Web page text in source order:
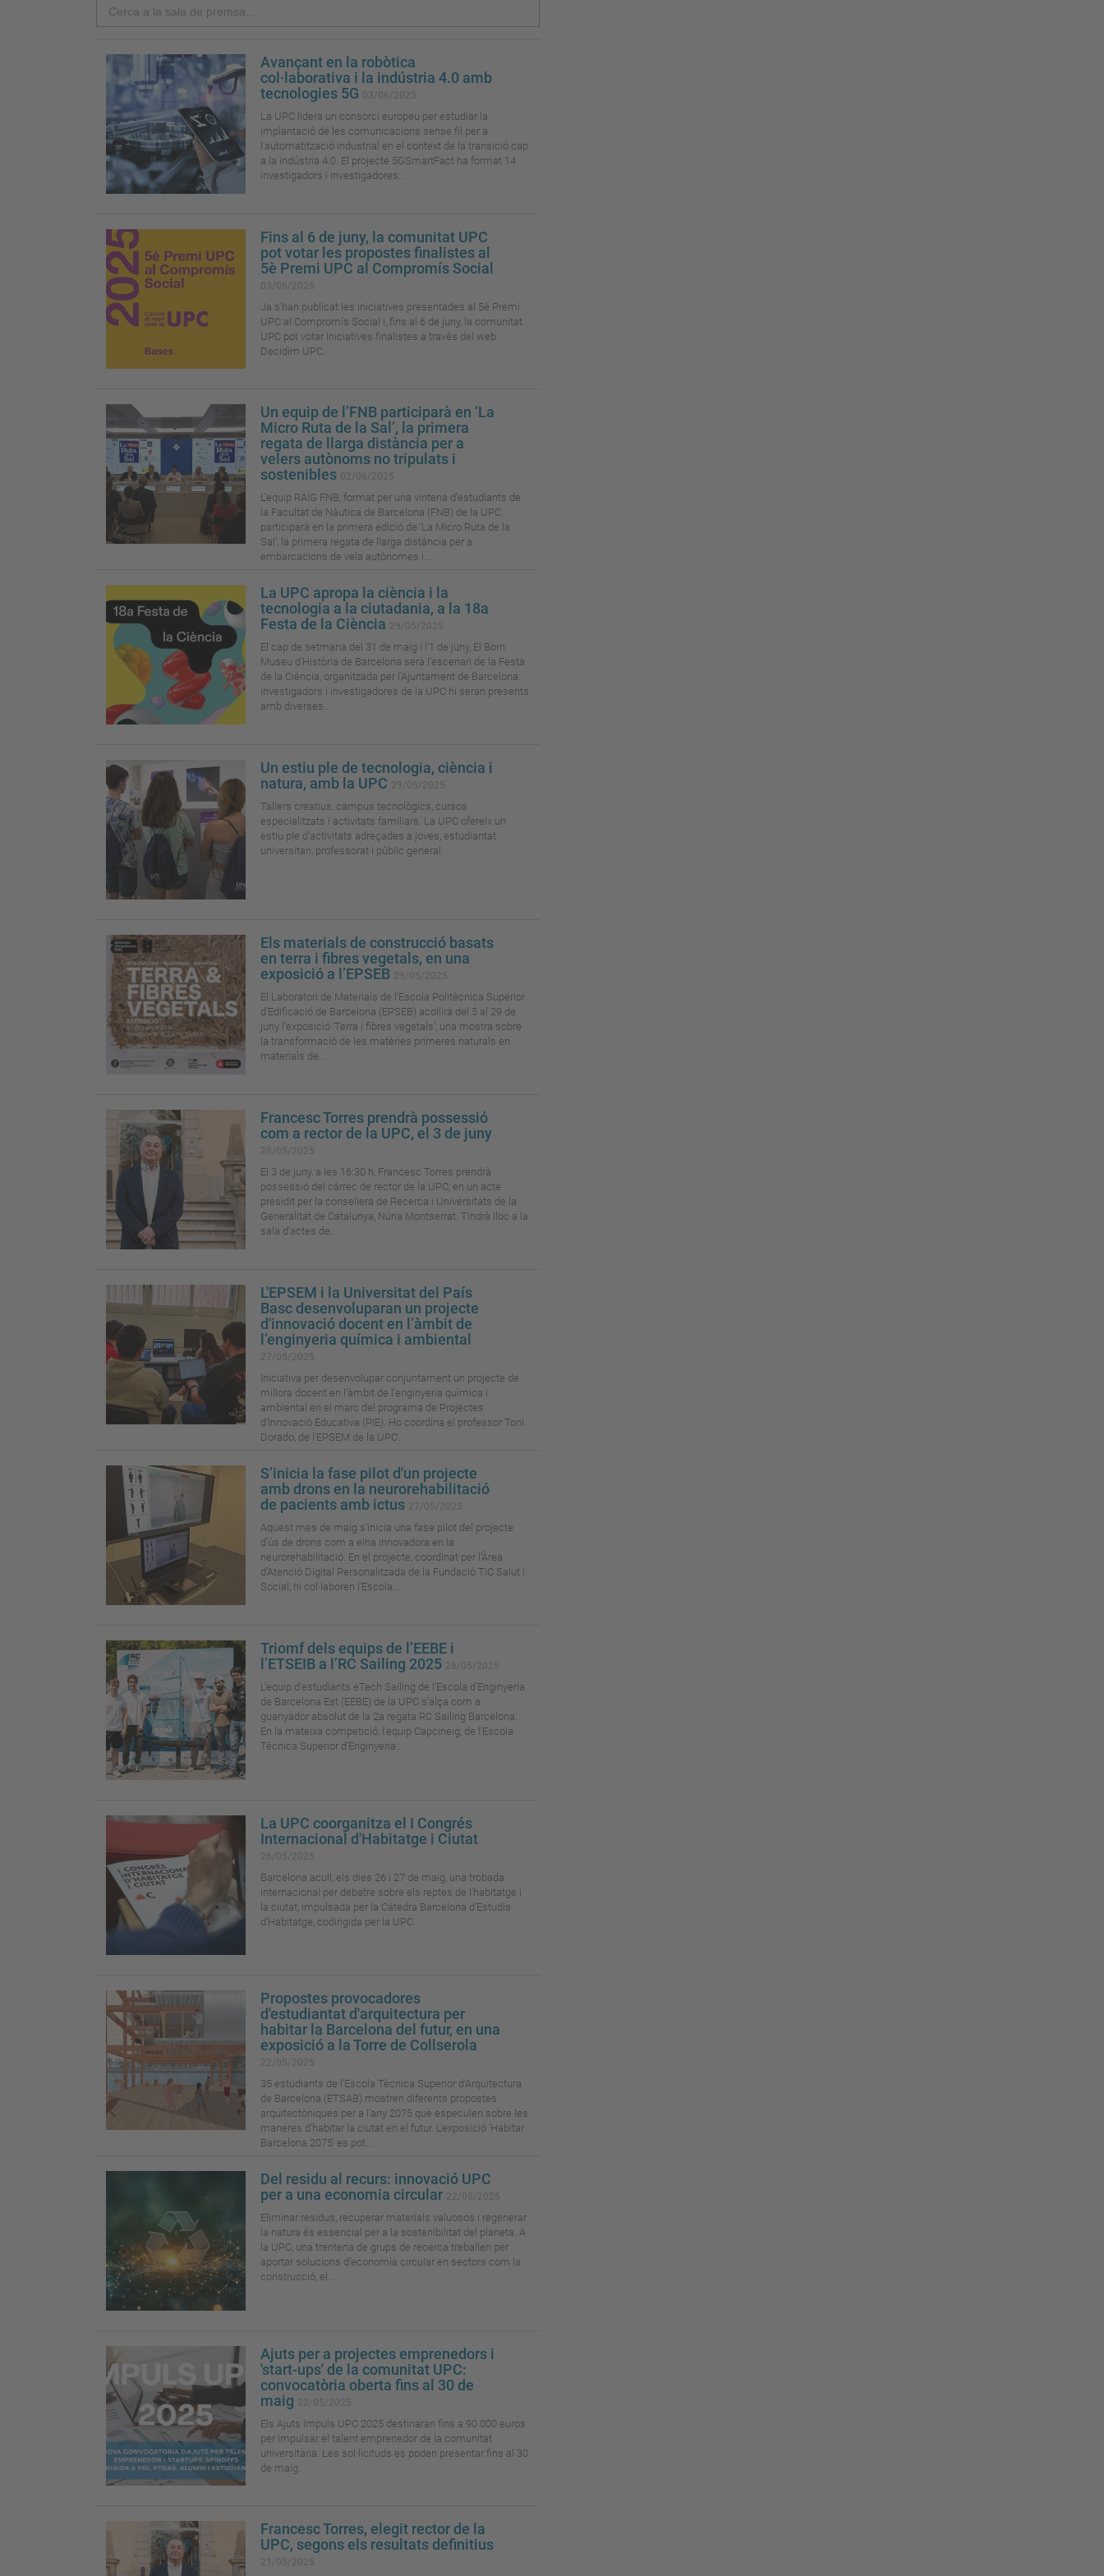
Search
Avançant en la robòtica
col·laborativa i la indústria 4.0 amb
tecnologies 5G
La UPC lidera un consorci europeu per estudiar la
implantació de les comunicacions sense fil per a
l’automatització industrial en el context de la transició cap
a la indústria 4.0. El projecte 5GSmartFact ha format 14
investigadors i investigadores...
Fins al 6 de juny, la comunitat UPC
pot votar les propostes finalistes al
5è Premi UPC al Compromís Social
Ja s'han publicat les iniciatives presentades al 5è Premi
UPC al Compromís Social i, fins al 6 de juny, la comunitat
UPC pot votar iniciatives finalistes a través del web
Decidim UPC.
Un equip de l’FNB participarà en ‘La
Micro Ruta de la Sal’, la primera
regata de llarga distància per a
velers autònoms no tripulats i
sostenibles
L’equip RAIG FNB, format per una vintena d’estudiants de
la Facultat de Nàutica de Barcelona (FNB) de la UPC,
participarà en la primera edició de ‘La Micro Ruta de la
Sal’, la primera regata de llarga distància per a
embarcacions de vela autònomes i...
La UPC apropa la ciència i la
tecnologia a la ciutadania, a la 18a
Festa de la Ciència
El cap de setmana del 31 de maig i l’1 de juny, El Born.
Museu d’Història de Barcelona serà l’escenari de la Festa
de la Ciència, organitzada per l’Ajuntament de Barcelona.
Investigadors i investigadores de la UPC hi seran presents
amb diverses...
Un estiu ple de tecnologia, ciència i
natura, amb la UPC
Tallers creatius, campus tecnològics, cursos
especialitzats i activitats familiars. La UPC ofereix un
estiu ple d’activitats adreçades a joves, estudiantat
universitari, professorat i públic general.
Els materials de construcció basats
en terra i fibres vegetals, en una
exposició a l’EPSEB
El Laboratori de Materials de l’Escola Politècnica Superior
d'Edificació de Barcelona (EPSEB) acollirà del 5 al 29 de
juny l’exposició ‘Terra i fibres vegetals’, una mostra sobre
la transformació de les matèries primeres naturals en
materials de...
Francesc Torres prendrà possessió
com a rector de la UPC, el 3 de juny
El 3 de juny, a les 16:30 h, Francesc Torres prendrà
possessió del càrrec de rector de la UPC, en un acte
presidit per la consellera de Recerca i Universitats de la
Generalitat de Catalunya, Núria Montserrat. Tindrà lloc a la
sala d’actes de...
L'EPSEM i la Universitat del País
Basc desenvoluparan un projecte
d'innovació docent en l’àmbit de
l’enginyeria química i ambiental
Iniciativa per desenvolupar conjuntament un projecte de
millora docent en l’àmbit de l’enginyeria química i
ambiental en el marc del programa de Projectes
d’Innovació Educativa (PIE). Ho coordina el professor Toni
Dorado, de l'EPSEM de la UPC.
S’inicia la fase pilot d'un projecte
amb drons en la neurorehabilitació
de pacients amb ictus
Aquest mes de maig s’inicia una fase pilot del projecte
d’ús de drons com a eina innovadora en la
neurorehabilitació. En el projecte, coordinat per l’Àrea
d’Atenció Digital Personalitzada de la Fundació TIC Salut i
Social, hi col·laboren l’Escola...
Triomf dels equips de l’EEBE i
l’ETSEIB a l’RC Sailing 2025
L’equip d’estudiants eTech Sailing de l’Escola d’Enginyeria
de Barcelona Est (EEBE) de la UPC s’alça com a
guanyador absolut de la 2a regata RC Sailing Barcelona.
En la mateixa competició, l’equip Capcineig, de l’Escola
Tècnica Superior d’Enginyeria...
La UPC coorganitza el I Congrés
Internacional d'Habitatge i Ciutat
Barcelona acull, els dies 26 i 27 de maig, una trobada
internacional per debatre sobre els reptes de l’habitatge i
la ciutat, impulsada per la Càtedra Barcelona d’Estudis
d’Habitatge, codirigida per la UPC.
Propostes provocadores
d'estudiantat d'arquitectura per
habitar la Barcelona del futur, en una
exposició a la Torre de Collserola
35 estudiants de l'Escola Tècnica Superior d'Arquitectura
de Barcelona (ETSAB) mostren diferents propostes
arquitectòniques per a l'any 2075 que especulen sobre les
maneres d’habitar la ciutat en el futur. L'exposició 'Habitar
Barcelona 2075' es pot...
Del residu al recurs: innovació UPC
per a una economia circular
Eliminar residus, recuperar materials valuosos i regenerar
la natura és essencial per a la sostenibilitat del planeta. A
la UPC, una trentena de grups de recerca treballen per
aportar solucions d’economia circular en sectors com la
construcció, el...
Ajuts per a projectes emprenedors i
'start-ups' de la comunitat UPC:
convocatòria oberta fins al 30 de
maig
Els Ajuts Impuls UPC 2025 destinaran fins a 90.000 euros
per impulsar el talent emprenedor de la comunitat
universitària. Les sol·licituds es poden presentar fins al 30
de maig.
Francesc Torres, elegit rector de la
UPC, segons els resultats definitius